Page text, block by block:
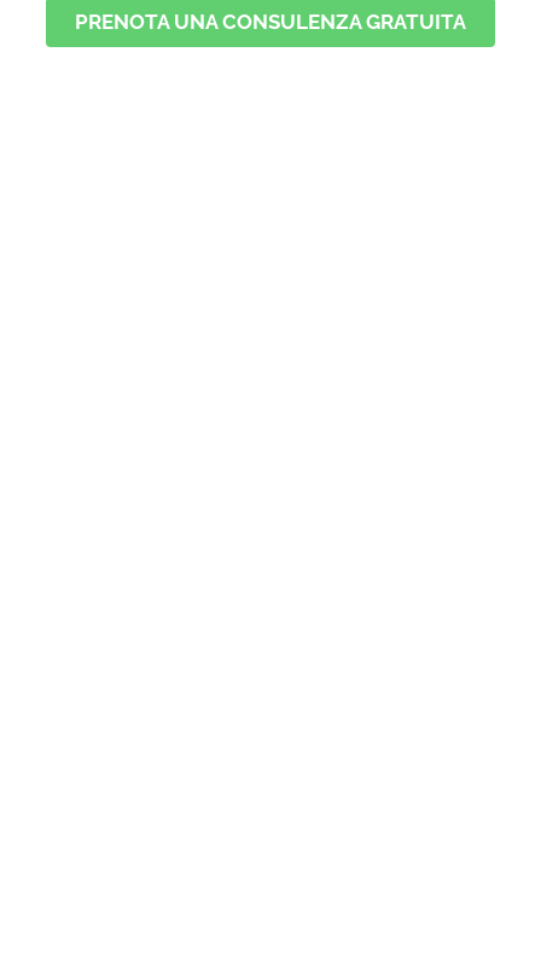
PRENOTA UNA CONSULENZA GRATUITA